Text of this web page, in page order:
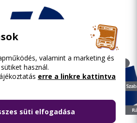
valamint a marketing és
használ.
erre a linkre kattintva
süti elfogadása